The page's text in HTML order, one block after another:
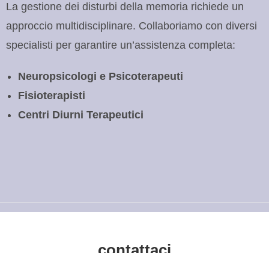
La gestione dei disturbi della memoria richiede un
approccio multidisciplinare. Collaboriamo con diversi
specialisti per garantire un’assistenza completa:
Neuropsicologi e Psicoterapeuti
Fisioterapisti
Centri Diurni Terapeutici